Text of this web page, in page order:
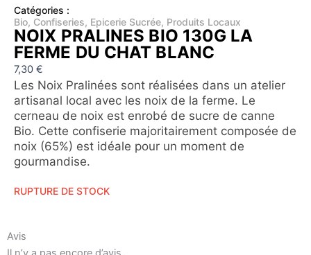
Catégories :
Bio, Confiseries, Epicerie Sucrée, Produits Locaux
NOIX PRALINES BIO 130G LA
FERME DU CHAT BLANC
7,30 €
Les Noix Pralinées sont réalisées dans un atelier
artisanal local avec les noix de la ferme. Le
cerneau de noix est enrobé de sucre de canne
Bio. Cette confiserie majoritairement composée de
noix (65%) est idéale pour un moment de
gourmandise.
RUPTURE DE STOCK
Avis